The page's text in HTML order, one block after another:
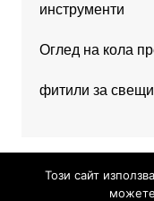
инструменти
Оглед на кола
фитили за свещи
Този сайт